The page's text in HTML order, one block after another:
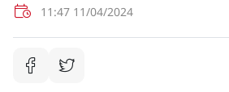
11:47 11/04/2024